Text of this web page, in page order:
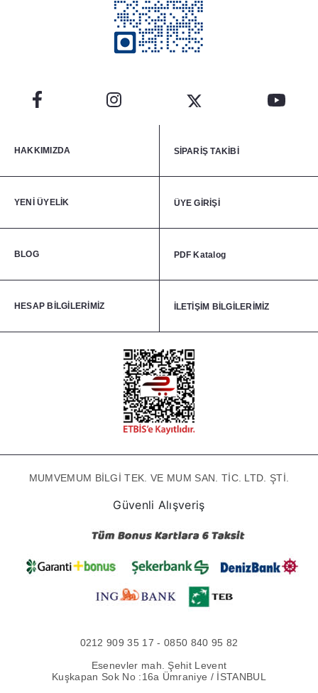
HAKKIMIZDA SİPARİŞ TAKİBİ
YENİ ÜYELİK ÜYE GİRİŞİ
BLOG PDF Katalog
HESAP BİLGİLERİMİZ İLETİŞİM BİLGİLERİMİZ
MUMVEMUM BİLGİ TEK. VE MUM SAN. TİC. LTD. ŞTİ.
Güvenli Alışveriş
0212 909 35 17 - 0850 840 95 82
Esenevler mah. Şehit Levent
Kuşkapan Sok No :16a Ümraniye / İSTANBUL